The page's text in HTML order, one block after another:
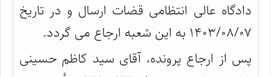
دادگاه عالی انتظامی قضات ارسال و در تاریخ
۱۴۰۳/۰۸/۰۷ به این شعبه ارجاع می گردد.
پس از ارجاع پرونده، آقای سید کاظم حسینی